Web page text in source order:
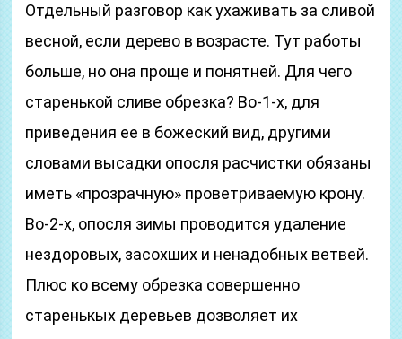
Отдельный разговор как ухаживать за сливой
весной, если дерево в возрасте. Тут работы
больше, но она проще и понятней. Для чего
старенькой сливе обрезка? Во-1-х, для
приведения ее в божеский вид, другими
словами высадки опосля расчистки обязаны
иметь «прозрачную» проветриваемую крону.
Во-2-х, опосля зимы проводится удаление
нездоровых, засохших и ненадобных ветвей.
Плюс ко всему обрезка совершенно
старенькых деревьев дозволяет их